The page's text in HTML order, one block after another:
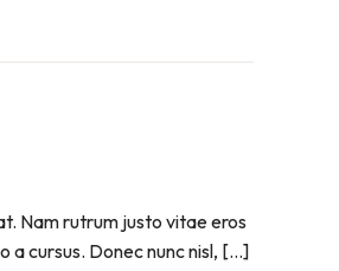
Nam rutrum justo vitae eros
a cursus. Donec nunc nisl, […]